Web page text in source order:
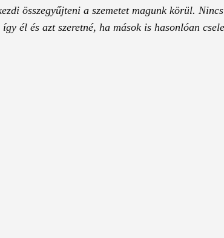
összegyűjteni a szemetet magunk körül.
él és azt szeretné, ha mások is hasonlóan